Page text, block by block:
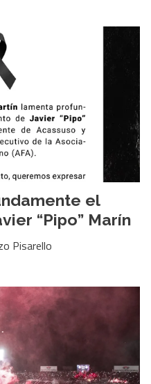
el
“Pipo” Marín
Pisarello